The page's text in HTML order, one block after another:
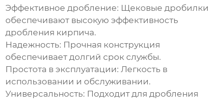
Эффективное дробление: Щековые дробилки
обеспечивают высокую эффективность
дробления кирпича.
Надежность: Прочная конструкция
обеспечивает долгий срок службы.
Простота в эксплуатации: Легкость в
использовании и обслуживании.
Универсальность: Подходит для дробления